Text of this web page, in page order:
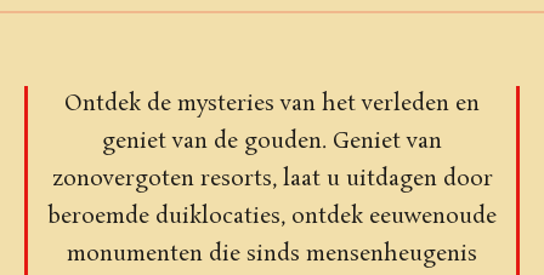
Ontdek de mysteries van het verleden en
geniet van de gouden. Geniet van
zonovergoten resorts, laat u uitdagen door
beroemde duiklocaties, ontdek eeuwenoude
monumenten die sinds mensenheugenis